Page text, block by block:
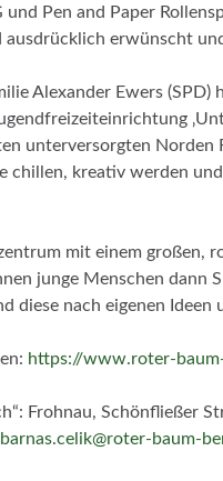
Pen and Paper
ausdrücklich erwünscht
Alexander Ewers
unterversorgten Norden
kreativ werden
mit einem großen,
junge Menschen dann
diese nach eigenen Ideen
https://www.roter-
Frohnau, Schönfließer
barnas.celik@roter-baum-